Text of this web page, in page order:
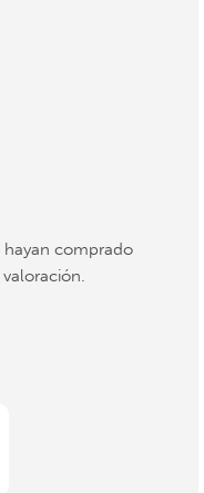
hayan comprado